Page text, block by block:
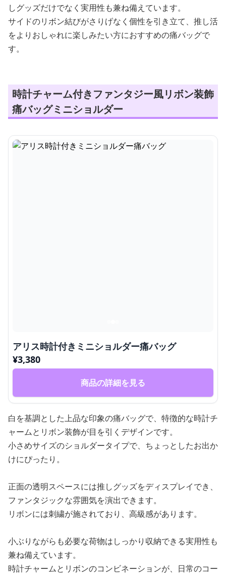
しグッズだけでなく実用性も兼ね備えています。
サイドのリボン結びがさりげなく個性を引き立て、推し活
をよりおしゃれに楽しみたい方におすすめの痛バッグで
す。
時計チャーム付きファンタジー風リボン装飾
痛バッグミニショルダー
アリス時計付きミニショルダー痛バッグ
¥3,380
商品の詳細を見る
白を基調とした上品な印象の痛バッグで、特徴的な時計チ
ャームとリボン装飾が目を引くデザインです。
小さめサイズのショルダータイプで、ちょっとしたお出か
けにぴったり。
正面の透明スペースには推しグッズをディスプレイでき、
ファンタジックな雰囲気を演出できます。
リボンには刺繍が施されており、高級感があります。
小ぶりながらも必要な荷物はしっかり収納できる実用性も
兼ね備えています。
時計チャームとリボンのコンビネーションが、日常のコー